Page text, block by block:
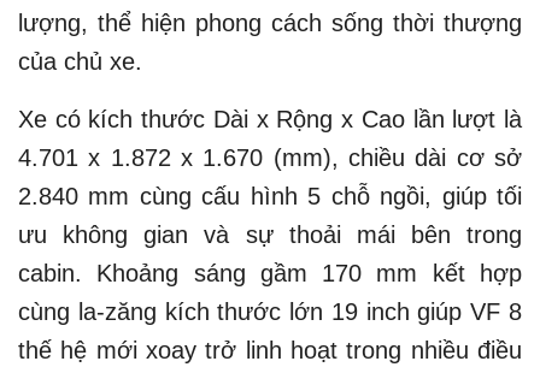
lượng, thể hiện phong cách sống thời thượng
của chủ xe.
Xe có kích thước Dài x Rộng x Cao lần lượt là
4.701 x 1.872 x 1.670 (mm), chiều dài cơ sở
2.840 mm cùng cấu hình 5 chỗ ngồi, giúp tối
ưu không gian và sự thoải mái bên trong
cabin. Khoảng sáng gầm 170 mm kết hợp
cùng la-zăng kích thước lớn 19 inch giúp VF 8
thế hệ mới xoay trở linh hoạt trong nhiều điều